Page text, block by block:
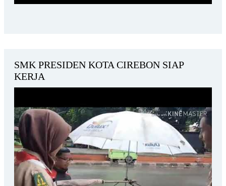
SMK PRESIDEN KOTA CIREBON SIAP
KERJA